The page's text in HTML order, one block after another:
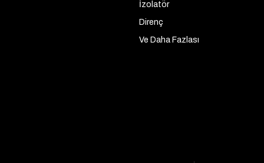
İzolatör
Direnç
Ve Daha Fazlası